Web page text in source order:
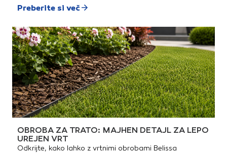
Preberite si več
OBROBA ZA TRATO: MAJHEN DETAJL ZA LEPO
UREJEN VRT
Odkrijte, kako lahko z vrtnimi obrobami Belissa